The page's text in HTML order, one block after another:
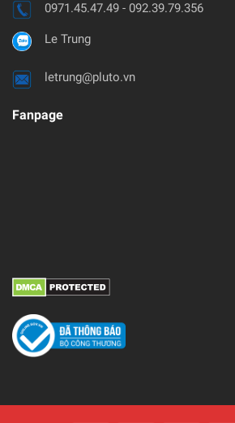
0971.45.47.49 - 092.39.79.356
Le Trung
letrung@pluto.vn
Fanpage